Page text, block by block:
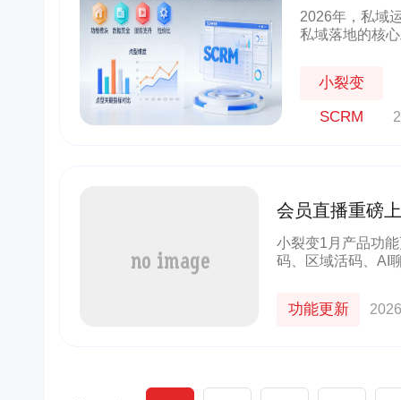
首选
2026年，私域
私域落地的核
小裂变
SCRM
会员直播重磅
能很关键
小裂变1月产品功
码、区域活码、AI
功能更新